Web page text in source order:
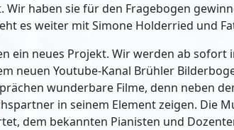
Wir haben sie für den Fragebogen
es weiter mit Simone Holderried und
ein neues Projekt. Wir werden ab sofort
neuen Youtube-Kanal Brühler
wunderbare Filme, denn neben
in seinem Element zeigen. Die
dem bekannten Pianisten und